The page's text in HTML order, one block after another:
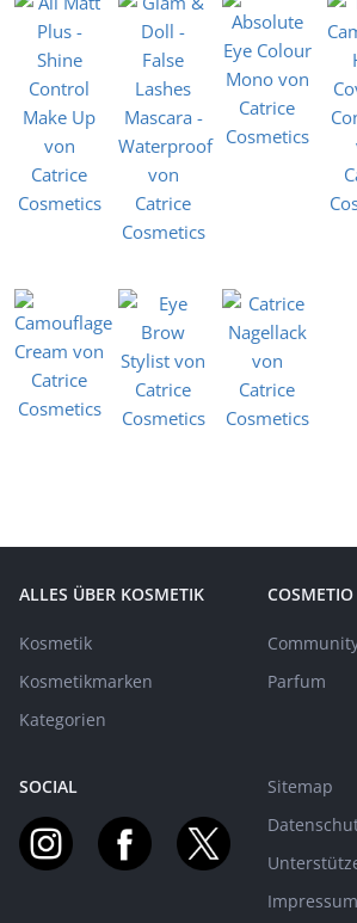
ALLES ÜBER KOSMETIK
Kosmetik
Kosmetikmarken
Kategorien
COSMETIO
Parfum
SOCIAL
Sitemap
Impressum